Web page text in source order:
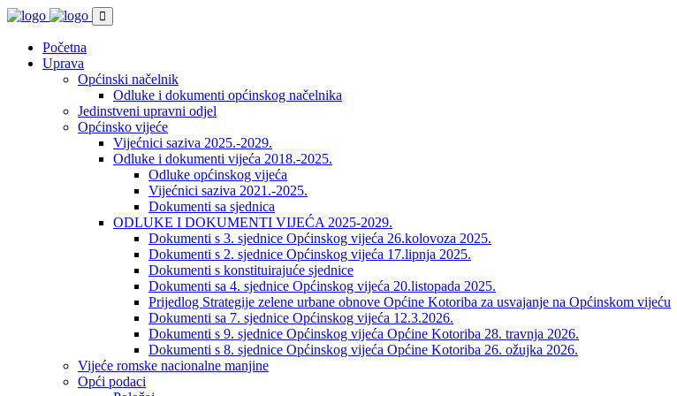
Početna
Uprava
Općinski načelnik
Odluke i dokumenti općinskog načelnika
Jedinstveni upravni odjel
Općinsko vijeće
Vijećnici saziva 2025.-2029.
Odluke i dokumenti vijeća 2018.-2025.
Odluke općinskog vijeća
Vijećnici saziva 2021.-2025.
Dokumenti sa sjednica
ODLUKE I DOKUMENTI VIJEĆA 2025-2029.
Dokumenti s 3. sjednice Općinskog vijeća 26.kolovoza 2025.
Dokumenti s 2. sjednice Općinskog vijeća 17.lipnja 2025.
Dokumenti s konstituirajuće sjednice
Dokumenti sa 4. sjednice Općinskog vijeća 20.listopada 2025.
Prijedlog Strategije zelene urbane obnove Općine Kotoriba za usvajanje na Općinskom vijeću
Dokumenti sa 7. sjednice Općinskog vijeća 12.3.2026.
Dokumenti s 9. sjednice Općinskog vijeća Općine Kotoriba 28. travnja 2026.
Dokumenti s 8. sjednice Općinskog vijeća Općine Kotoriba 26. ožujka 2026.
Vijeće romske nacionalne manjine
Opći podaci